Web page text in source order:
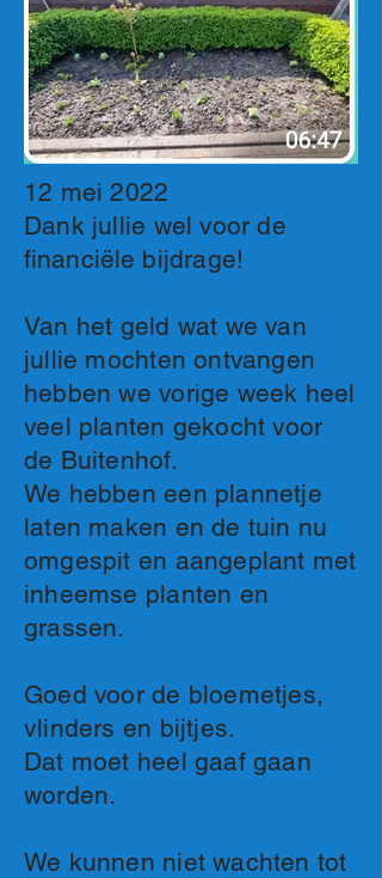
12 mei 2022
Dank jullie wel voor de
financiële bijdrage!
Van het geld wat we van
jullie mochten ontvangen
hebben we vorige week heel
veel planten gekocht voor
de Buitenhof.
We hebben een plannetje
laten maken en de tuin nu
omgespit en aangeplant met
inheemse planten en
grassen.
Goed voor de bloemetjes,
vlinders en bijtjes.
Dat moet heel gaaf gaan
worden.
We kunnen niet wachten tot